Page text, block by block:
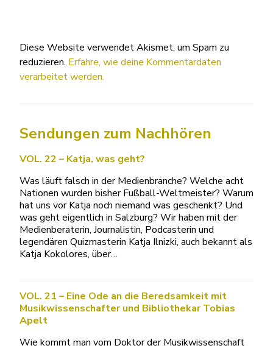
Diese Website verwendet Akismet, um Spam zu
reduzieren. Erfahre, wie deine Kommentardaten
verarbeitet werden.
Sendungen zum Nachhören
VOL. 22 – Katja, was geht?
Was läuft falsch in der Medienbranche? Welche acht
Nationen wurden bisher Fußball-Weltmeister? Warum
hat uns vor Katja noch niemand was geschenkt? Und
was geht eigentlich in Salzburg? Wir haben mit der
Medienberaterin, Journalistin, Podcasterin und
legendären Quizmasterin Katja Ilnizki, auch bekannt als
Katja Kokolores, über…
VOL. 21 – Eine Ode an die Beredsamkeit mit
Musikwissenschafter und Bibliothekar Tobias
Apelt
Wie kommt man vom Doktor der Musikwissenschaft